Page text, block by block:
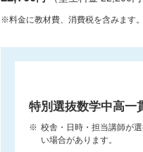
※料金に教材費、消費税を含みます。
特別選抜数学中高一
校舎・日時・担当講師が
い場合があります。